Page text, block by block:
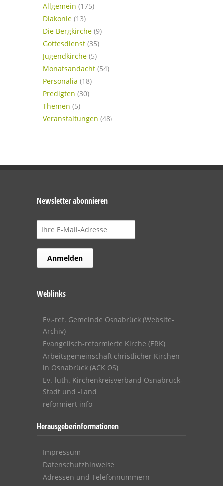
Allgemein (175)
Diakonie (13)
Die Bergkirche (9)
Gottesdienst (35)
Jugendkirche (5)
Monatsandacht (54)
Personalia (18)
Predigten (30)
Themen (5)
Veranstaltungen (48)
Newsletter abonnieren
Weblinks
Ev.-ref. Gemeinde Osnabrück (Website-
Archiv)
Evangelisch-reformierte Kirche (ERK)
Arbeitsgemeinschaft christlicher Kirchen
in Osnabrück (ACK OS)
Ev.-luth. Kirchenkreisverband Osnabrück-
Stadt und -Land
reformiert info
Herausgeberinformationen
Impressum
Datenschutzhinweise
Adressen und Telefonnummern